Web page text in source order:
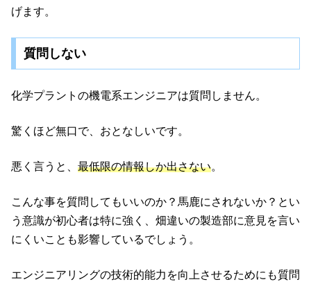
げます。
質問しない
化学プラントの機電系エンジニアは質問しません。
驚くほど無口で、おとなしいです。
悪く言うと、 最低限の情報しか出さない。
こんな事を質問してもいいのか？馬鹿にされないか？とい
う意識が初心者は特に強く、畑違いの製造部に意見を言い
にくいことも影響しているでしょう。
エンジニアリングの技術的能力を向上させるためにも質問